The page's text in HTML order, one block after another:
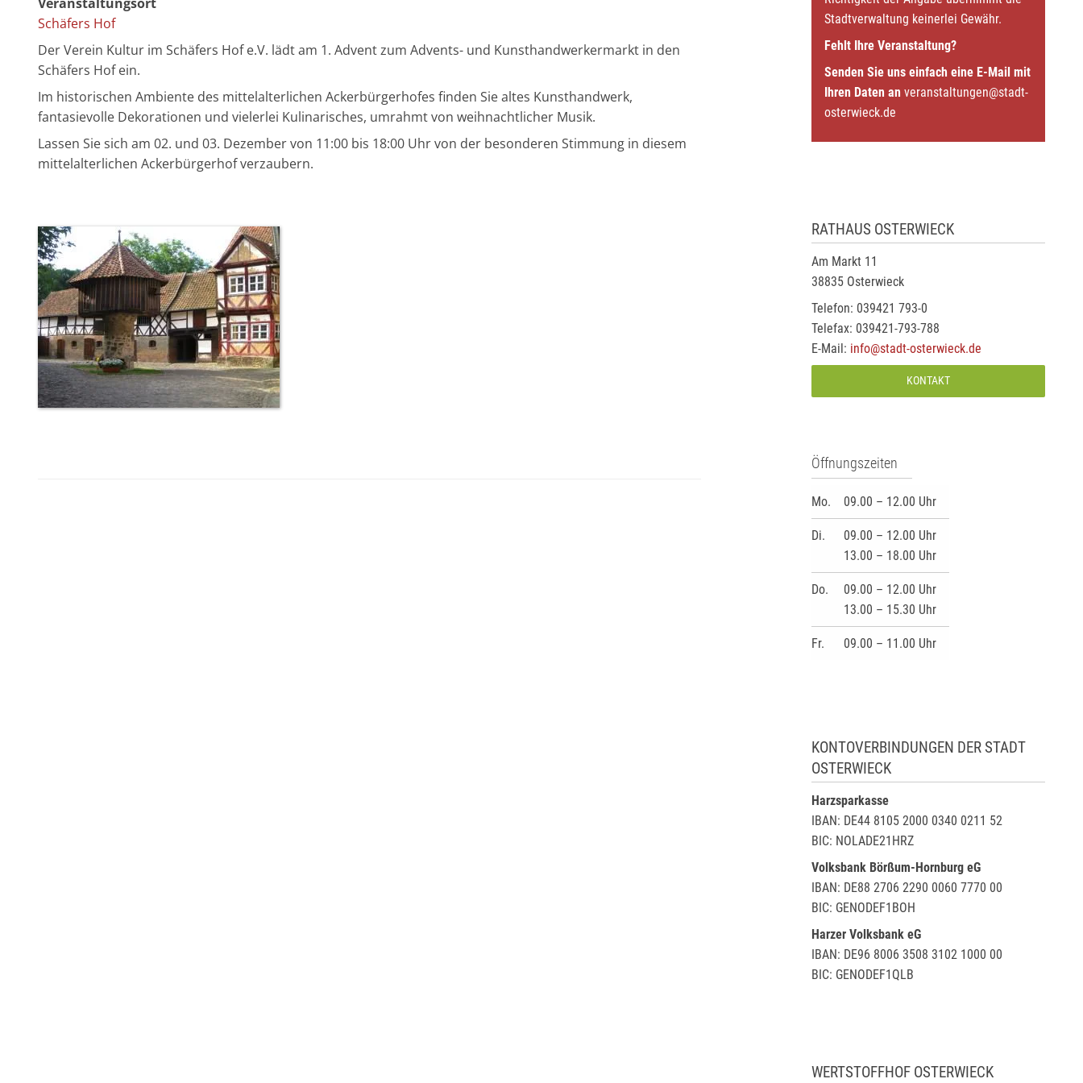
Schäfers Hof
Der Verein Kultur im Schäfers Hof e.V. lädt am 1. Advent zum Advents- und Kunsthandwerkermarkt in den
Schäfers Hof ein.
Im historischen Ambiente des mittelalterlichen Ackerbürgerhofes finden Sie altes Kunsthandwerk,
fantasievolle Dekorationen und vielerlei Kulinarisches, umrahmt von weihnachtlicher Musik.
Lassen Sie sich am 02. und 03. Dezember von 11:00 bis 18:00 Uhr von der besonderen Stimmung in diesem
mittelalterlichen Ackerbürgerhof verzaubern.
Stadtverwaltung keinerlei Gewähr.
Fehlt Ihre Veranstaltung?
Senden Sie uns einfach eine E-Mail mit
Ihren Daten an veranstaltungen@stadt-
osterwieck.de
RATHAUS OSTERWIECK
Am Markt 11
38835 Osterwieck
Telefon: 039421 793-0
Telefax: 039421-793-788
E-Mail: info@stadt-osterwieck.de
KONTAKT
Öffnungszeiten
Mo. 09.00 – 12.00 Uhr
Di.
09.00 – 12.00 Uhr
13.00 – 18.00 Uhr
Do.
09.00 – 12.00 Uhr
13.00 – 15.30 Uhr
Fr. 09.00 – 11.00 Uhr
KONTOVERBINDUNGEN DER STADT
OSTERWIECK
Harzsparkasse
IBAN: DE44 8105 2000 0340 0211 52
BIC: NOLADE21HRZ
Volksbank Börßum-Hornburg eG
IBAN: DE88 2706 2290 0060 7770 00
BIC: GENODEF1BOH
Harzer Volksbank eG
IBAN: DE96 8006 3508 3102 1000 00
BIC: GENODEF1QLB
WERTSTOFFHOF OSTERWIECK